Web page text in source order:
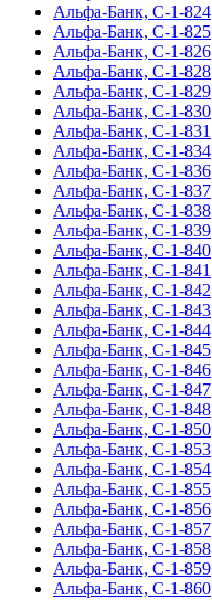
Альфа-Банк, С-1-824
Альфа-Банк, С-1-825
Альфа-Банк, С-1-826
Альфа-Банк, С-1-828
Альфа-Банк, С-1-829
Альфа-Банк, С-1-830
Альфа-Банк, С-1-831
Альфа-Банк, С-1-834
Альфа-Банк, С-1-836
Альфа-Банк, С-1-837
Альфа-Банк, С-1-838
Альфа-Банк, С-1-839
Альфа-Банк, С-1-840
Альфа-Банк, С-1-841
Альфа-Банк, С-1-842
Альфа-Банк, С-1-843
Альфа-Банк, С-1-844
Альфа-Банк, С-1-845
Альфа-Банк, С-1-846
Альфа-Банк, С-1-847
Альфа-Банк, С-1-848
Альфа-Банк, С-1-850
Альфа-Банк, С-1-853
Альфа-Банк, С-1-854
Альфа-Банк, С-1-855
Альфа-Банк, С-1-856
Альфа-Банк, С-1-857
Альфа-Банк, С-1-858
Альфа-Банк, С-1-859
Альфа-Банк, С-1-860